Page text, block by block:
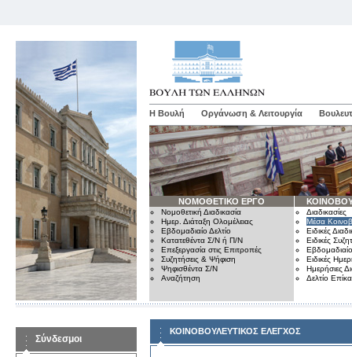
Η Βουλή Οργάνωση & Λειτουργία
ΝΟΜΟΘΕΤΙΚΟ ΕΡΓΟ
Νομοθετική Διαδικασία
Ημερ. Διάταξη Ολομέλειας
Εβδομαδιαίο Δελτίο
Κατατεθέντα Σ/Ν ή Π/Ν
Επεξεργασία στις Επιτροπές
Συζητήσεις & Ψήφιση
Ψηφισθέντα Σ/Ν
Αναζήτηση
Διαδικασίες
Μέσα
Ειδικές
Ειδικές
Εβδομαδιαίο
Ειδικές
Ημερήσιες
Δελτίο
Σύνδεσμοι
ΚΟΙΝΟΒΟΥΛΕΥΤΙΚΟΣ ΕΛΕΓΧΟΣ